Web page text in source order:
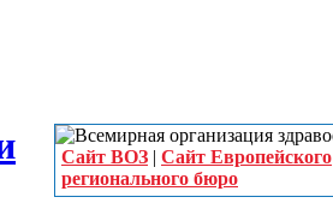
Сайт ВОЗ | Сайт Европейского
регионального бюро